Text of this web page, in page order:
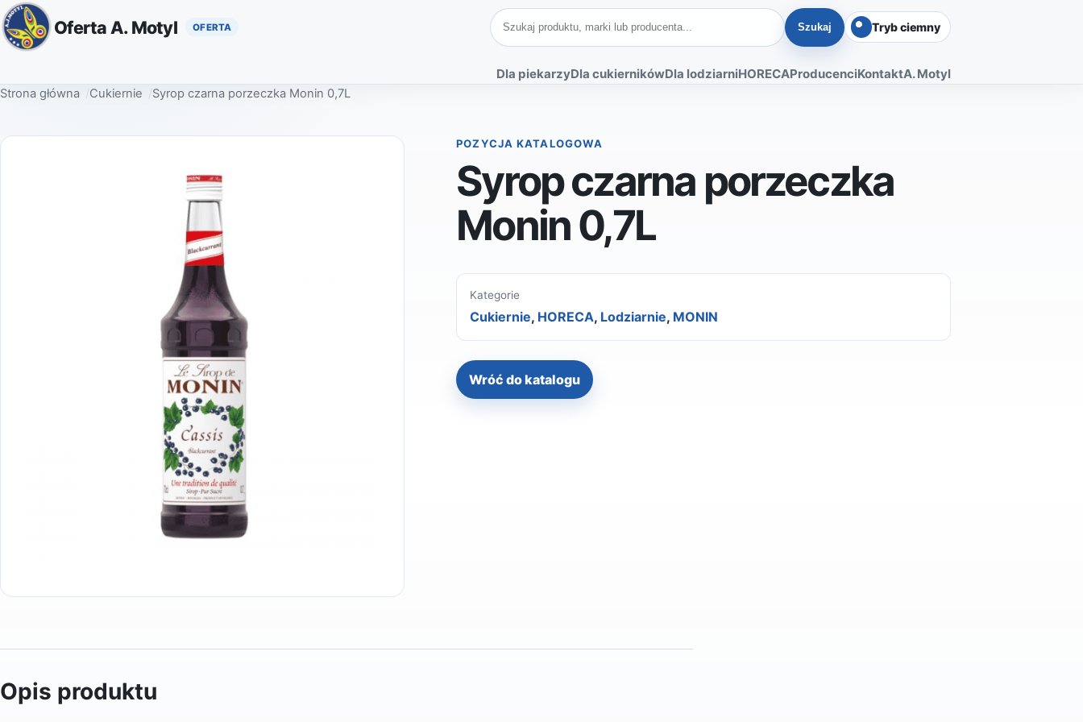
Oferta A. Motyl Szukaj produktów
Szukaj Tryb ciemny
Dla piekarzyDla cukiernikówDla lodziarniHORECAProducenciKontaktA. Motyl
Strona główna Cukiernie Syrop czarna porzeczka Monin 0,7L
POZYCJA KATALOGOWA
Syrop czarna porzeczka
Monin 0,7L
Kategorie
Cukiernie, HORECA, Lodziarnie, MONIN
Wróć do katalogu
Opis produktu